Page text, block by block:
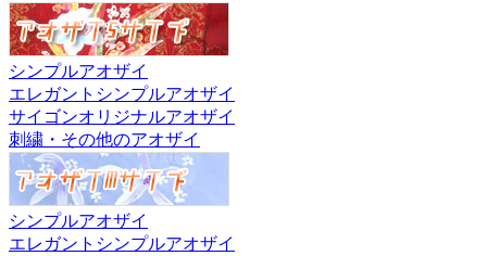
シンプルアオザイ
エレガントシンプルアオザイ
サイゴンオリジナルアオザイ
刺繍・その他のアオザイ
シンプルアオザイ
エレガントシンプルアオザイ